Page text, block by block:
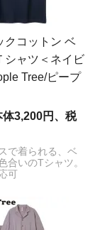
クコットン ベ
シャツ＜ネイビ
Tree/ピープ
3,200円、税
で着られる、ベ
合いのTシャツ。
可